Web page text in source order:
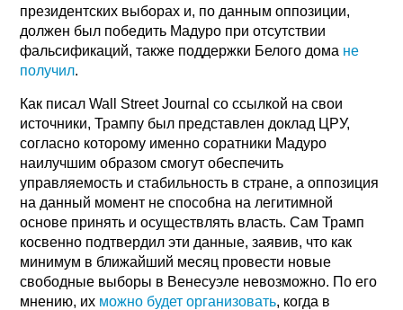
президентских выборах и, по данным оппозиции,
должен был победить Мадуро при отсутствии
фальсификаций, также поддержки Белого дома не
получил.
Как писал Wall Street Journal со ссылкой на свои
источники, Трампу был представлен доклад ЦРУ,
согласно которому именно соратники Мадуро
наилучшим образом смогут обеспечить
управляемость и стабильность в стране, а оппозиция
на данный момент не способна на легитимной
основе принять и осуществлять власть. Сам Трамп
косвенно подтвердил эти данные, заявив, что как
минимум в ближайший месяц провести новые
свободные выборы в Венесуэле невозможно. По его
мнению, их можно будет организовать, когда в